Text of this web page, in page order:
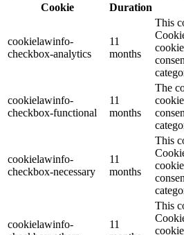
Cookie
Duration
cookielawinfo-
checkbox-analytics
11
months
This
cookielawinfo-
checkbox-functional
11
months
The
cookielawinfo-
checkbox-necessary
11
months
This
cookielawinfo-
11
This